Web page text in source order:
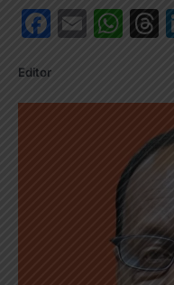
Email
Editor